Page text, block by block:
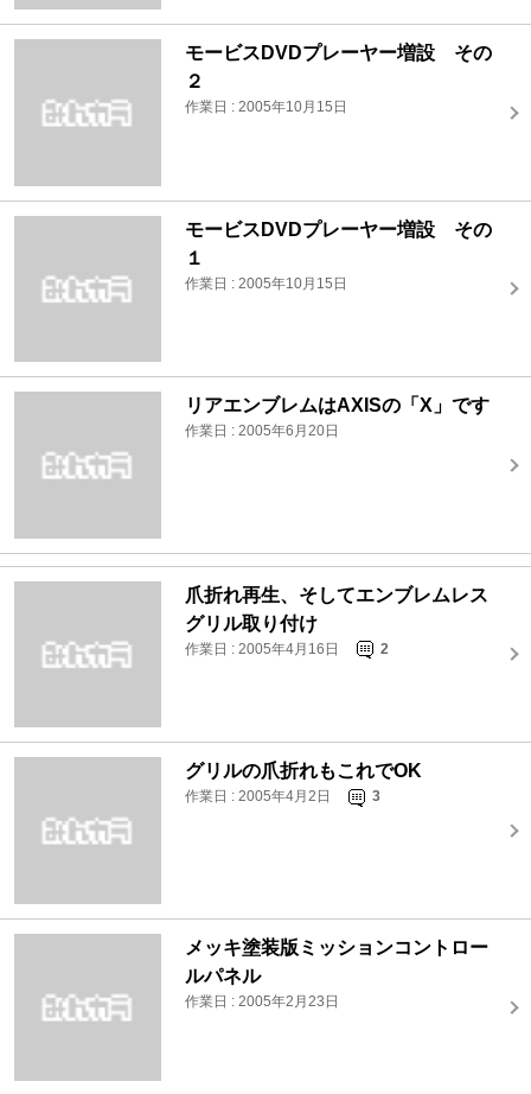
モービスDVDプレーヤー増設 その
２
作業日 : 2005年10月15日
モービスDVDプレーヤー増設 その
１
作業日 : 2005年10月15日
リアエンブレムはAXISの「X」です
作業日 : 2005年6月20日
爪折れ再生、そしてエンブレムレス
グリル取り付け
作業日 : 2005年4月16日 2
グリルの爪折れもこれでOK
作業日 : 2005年4月2日 3
メッキ塗装版ミッションコントロー
ルパネル
作業日 : 2005年2月23日